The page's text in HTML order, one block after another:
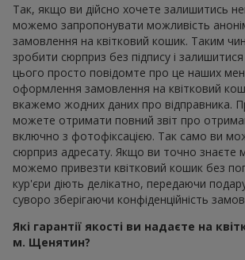
Так, якщо ви дійсно хочете залишитись
можемо запропонувати можливість
замовлення на квітковий кошик. Таким
зробити сюрприз без підпису і
цього просто повідомте про це наших
оформлення замовлення на квітковий
вкажемо жодних даних про відправника.
можете отримати повний звіт про
включно з фотофіксацією. Так само ви
сюрприз адресату. Якщо ви точно знаєте
можемо привезти квітковий кошик без
кур'єри діють делікатно, передаючи
суворо зберігаючи конфіденційність
Які гарантії якості ви надаєте на
м. Щенятин?